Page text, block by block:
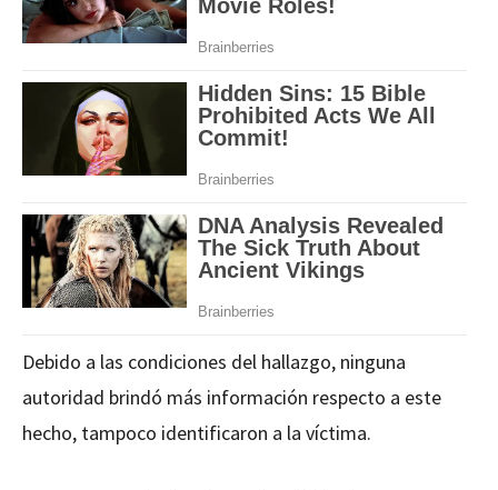
Debido a las condiciones del hallazgo, ninguna
autoridad brindó más información respecto a este
hecho, tampoco identificaron a la víctima.